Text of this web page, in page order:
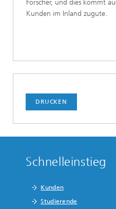
Forscher, und dies kommt
Kunden im Inland zugute.
DRUCKEN
Schnelleinstieg
Kunden
Studierende